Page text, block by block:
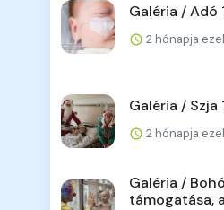
Galéria / Adó
2 hónapja
Galéria / Szja
2 hónapja
Galéria /
támogatása,